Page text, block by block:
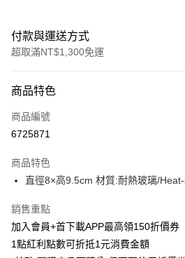
付款與運送方式
超取滿NT$1,300免運
信用卡一次付款
超商取貨付款
Apple Pay
悠遊付
Google Pay
ATM付款
商品特色
商品編號
6725871
商品特色
直徑8×高9.5cm 材質:耐熱玻璃/
銷售重點
加入會員+首下載APP最高領150折價券
1點紅利點數可折抵1元消費金額